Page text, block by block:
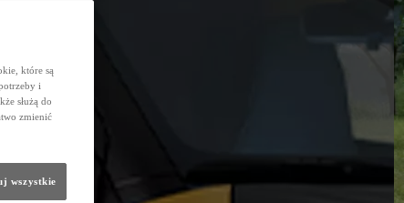
które są
i
służą do
zmienić
wszystkie